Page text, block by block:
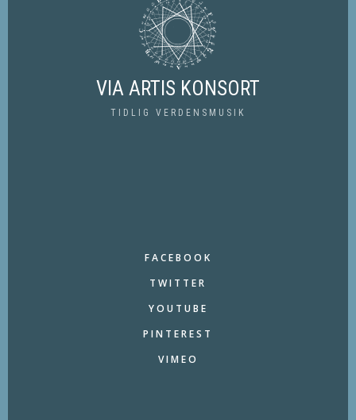
VIA ARTIS KONSORT
TIDLIG VERDENSMUSIK
FACEBOOK
TWITTER
YOUTUBE
PINTEREST
VIMEO